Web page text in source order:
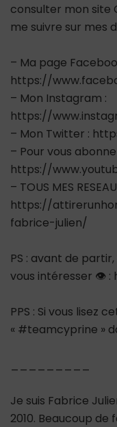
consulter mon site
me suivre sur mes
– Ma page
https://
– Mon Instagram :
https://
– Mon Twitter :
– Pour vous
https://
– TOUS MES
https://
fabrice-julien/
PS : avant de
vous intéresser 👁 :
PPS : Si vous lisez
« #teamcyprine »
Je suis Fabrice
2010. Beaucoup